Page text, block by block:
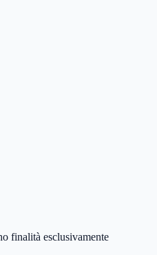
finalità esclusivamente